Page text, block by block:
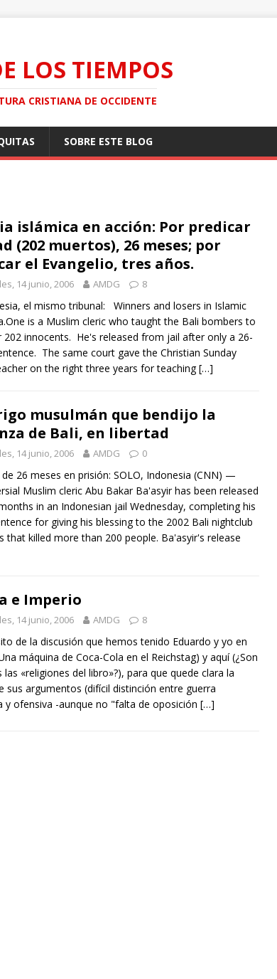
LOS TIEMPOS
CRISTIANA DE OCCIDENTE
SOBRE ESTE BLOG
islámica en acción: Por predicar
(202 muertos), 26 meses; por
el Evangelio, tres años.
14 junio, 2006 AMDG 8
el mismo tribunal: Winners and losers in Islamic
is a Muslim cleric who taught the Bali bombers to
202 innocents. He's released from jail after only a 26-
The same court gave the Christian Sunday
on the right three years for teaching[…]
musulmán que bendijo la
de Bali, en libertad
14 junio, 2006 AMDG 0
26 meses en prisión: SOLO, Indonesia (CNN) —
Muslim cleric Abu Bakar Ba'asyir has been released
in an Indonesian jail Wednesday, completing his
for giving his blessing to the 2002 Bali nightclub
that killed more than 200 people. Ba'asyir's release
e Imperio
14 junio, 2006 AMDG 8
de la discusión que hemos tenido Eduardo y yo en
máquina de Coca-Cola en el Reichstag) y aquí (¿Son
las «religiones del libro»?), para que quede clara la
sus argumentos (difícil distinción entre guerra
y ofensiva -aunque no "falta de oposición […]